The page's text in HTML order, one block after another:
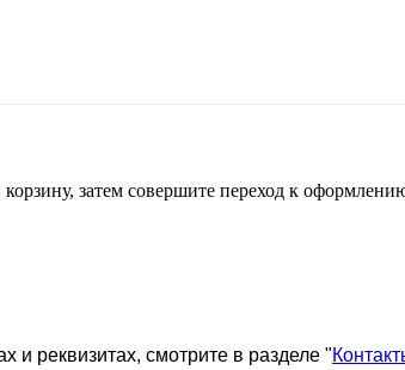
корзину, затем совершите переход к
и реквизитах, смотрите в разделе "